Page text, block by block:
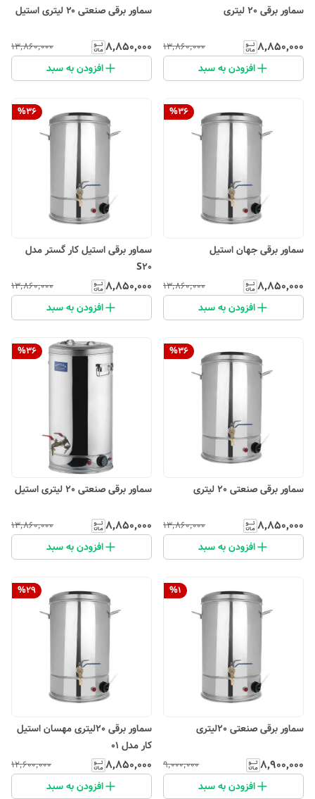
سماور برقی 20 لیتری
۸٬۸۵۰٬۰۰۰ ۱۳٬۸۶۰٬۰۰۰
افزودن به سبد
سماور برقی صنعتی ۲۰ لیتری استیل
۸٬۸۵۰٬۰۰۰ ۱۳٬۸۶۰٬۰۰۰
افزودن به سبد
%36
سماور برقی جهان استیل
۸٬۸۵۰٬۰۰۰ ۱۳٬۸۶۰٬۰۰۰
افزودن به سبد
%36
سماور برقی استیل کار گستر مدل
S20
۸٬۸۵۰٬۰۰۰ ۱۳٬۸۶۰٬۰۰۰
افزودن به سبد
%36
سماور برقی صنعتی 20 لیتری
۸٬۸۵۰٬۰۰۰ ۱۳٬۸۶۰٬۰۰۰
افزودن به سبد
%36
سماور برقی صنعتی 20 لیتری استیل
۸٬۸۵۰٬۰۰۰ ۱۳٬۸۶۰٬۰۰۰
افزودن به سبد
%1
سماور برقی صنعتی 20لیتری
۸٬۹۰۰٬۰۰۰ ۹٬۰۰۰٬۰۰۰
افزودن به سبد
%29
سماور برقی 20لیتری مهسان استیل
کار مدل 01
۸٬۸۵۰٬۰۰۰ ۱۲٬۶۰۰٬۰۰۰
افزودن به سبد